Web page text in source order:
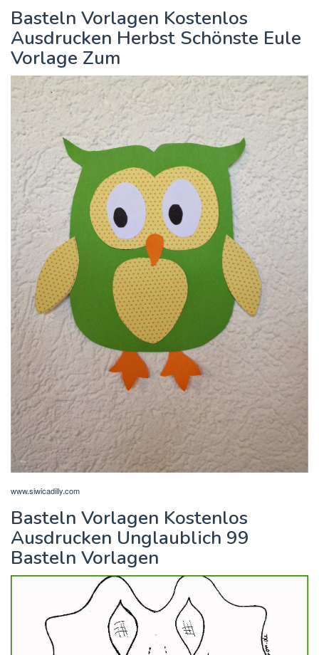
Basteln Vorlagen Kostenlos
Ausdrucken Herbst Schönste Eule
Vorlage Zum
www.siwicadilly.com
Basteln Vorlagen Kostenlos
Ausdrucken Unglaublich 99
Basteln Vorlagen